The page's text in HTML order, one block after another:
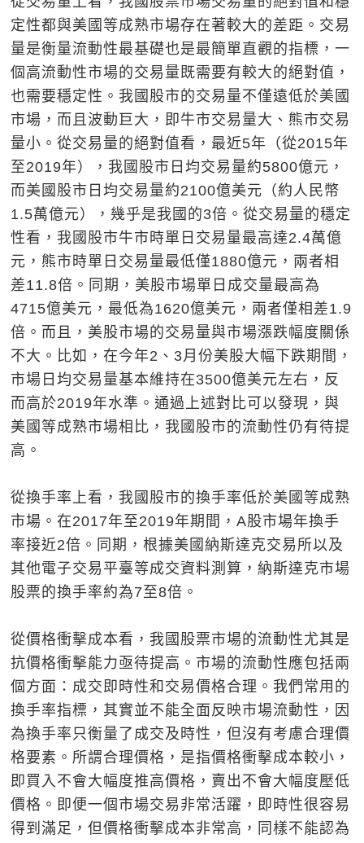
定性都與美國等成熟市場存在著較大的差距。交易
量是衡量流動性最基礎也是最簡單直觀的指標，一
個高流動性市場的交易量既需要有較大的絕對值，
也需要穩定性。我國股市的交易量不僅遠低於美國
市場，而且波動巨大，即牛市交易量大、熊市交易
量小。從交易量的絕對值看，最近5年（從2015年
至2019年），我國股市日均交易量約5800億元，
而美國股市日均交易量約2100億美元（約人民幣
1.5萬億元），幾乎是我國的3倍。從交易量的穩定
性看，我國股市牛市時單日交易量最高達2.4萬億
元，熊市時單日交易量最低僅1880億元，兩者相
差11.8倍。同期，美股市場單日成交量最高為
4715億美元，最低為1620億美元，兩者僅相差1.9
倍。而且，美股市場的交易量與市場漲跌幅度關係
不大。比如，在今年2、3月份美股大幅下跌期間，
市場日均交易量基本維持在3500億美元左右，反
而高於2019年水準。通過上述對比可以發現，與
美國等成熟市場相比，我國股市的流動性仍有待提
高。
從換手率上看，我國股市的換手率低於美國等成熟
市場。在2017年至2019年期間，A股市場年換手
率接近2倍。同期，根據美國納斯達克交易所以及
其他電子交易平臺等成交資料測算，納斯達克市場
股票的換手率約為7至8倍。
從價格衝擊成本看，我國股票市場的流動性尤其是
抗價格衝擊能力亟待提高。市場的流動性應包括兩
個方面：成交即時性和交易價格合理。我們常用的
換手率指標，其實並不能全面反映市場流動性，因
為換手率只衡量了成交及時性，但沒有考慮合理價
格要素。所謂合理價格，是指價格衝擊成本較小，
即買入不會大幅度推高價格，賣出不會大幅度壓低
價格。即便一個市場交易非常活躍，即時性很容易
得到滿足，但價格衝擊成本非常高，同樣不能認為